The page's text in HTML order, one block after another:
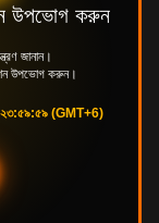
উপভোগ করুন
জানান।
উপভোগ করুন।
২৩:৫৯:৫৯ (GMT+6)